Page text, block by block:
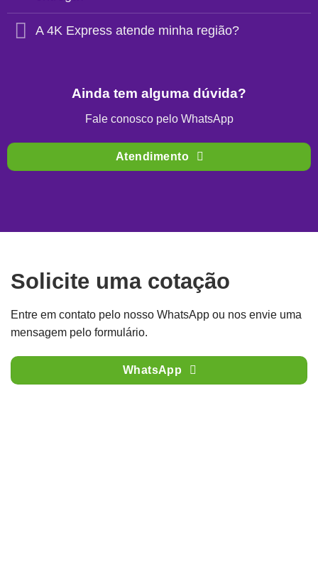
A 4K Express atende minha região?
Ainda tem alguma dúvida?
Fale conosco pelo WhatsApp
Atendimento
Solicite uma cotação
Entre em contato pelo nosso WhatsApp ou nos envie uma
mensagem pelo formulário.
WhatsApp